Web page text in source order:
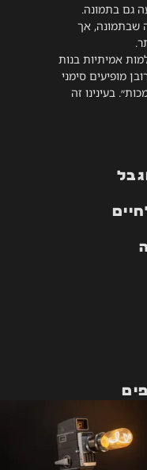
גם בתמונה.
שבתמונה, אך
אמיתיות בנות
רובן מופיעים סימני
בעינינו זה